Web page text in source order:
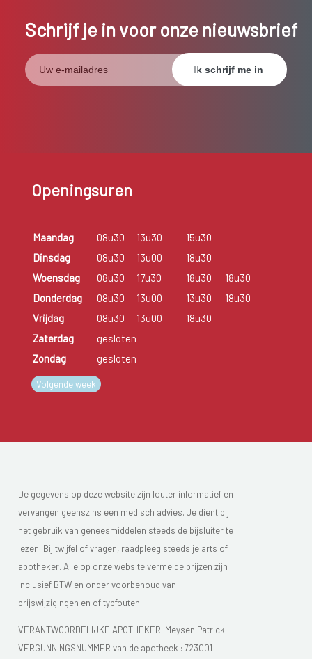
Schrijf je in voor onze nieuwsbrief
Openingsuren
Maandag 08u30 13u30
15u30
Dinsdag
08u30 13u00
18u30
Woensdag
08u30 17u30 18u30
18u30
Donderdag
08u30 13u00 13u30
18u30
Vrijdag
08u30 13u00
18u30
Zaterdag
gesloten
Zondag
gesloten
Volgende week
De gegevens op deze website zijn louter informatief en
vervangen geenszins een medisch advies. Je dient bij
het gebruik van geneesmiddelen steeds de bijsluiter te
lezen. Bij twijfel of vragen, raadpleeg steeds je arts of
apotheker. Alle op onze website vermelde prijzen zijn
inclusief BTW en onder voorbehoud van
prijswijzigingen en of typfouten.
VERANTWOORDELIJKE APOTHEKER: Meysen Patrick
VERGUNNINGSNUMMER van de apotheek : 723001